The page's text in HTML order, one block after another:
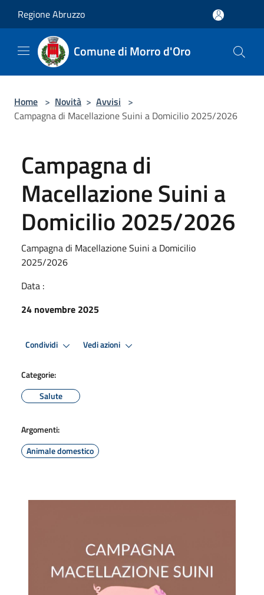
Regione Abruzzo
Comune di Morro d'Oro
Home > Novità > Avvisi >
Campagna di Macellazione Suini a Domicilio 2025/2026
Campagna di
Macellazione Suini a
Domicilio 2025/2026
Campagna di Macellazione Suini a Domicilio
2025/2026
Data :
24 novembre 2025
Condividi Vedi azioni
Categorie:
Salute
Argomenti:
Animale domestico